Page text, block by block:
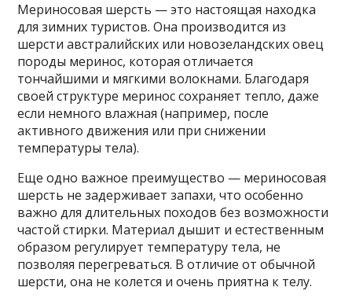
Мериносовая шерсть — это настоящая находка
для зимних туристов. Она производится из
шерсти австралийских или новозеландских овец
породы меринос, которая отличается
тончайшими и мягкими волокнами. Благодаря
своей структуре меринос сохраняет тепло, даже
если немного влажная (например, после
активного движения или при снижении
температуры тела).
Еще одно важное преимущество — мериносовая
шерсть не задерживает запахи, что особенно
важно для длительных походов без возможности
частой стирки. Материал дышит и естественным
образом регулирует температуру тела, не
позволяя перегреваться. В отличие от обычной
шерсти, она не колется и очень приятна к телу.